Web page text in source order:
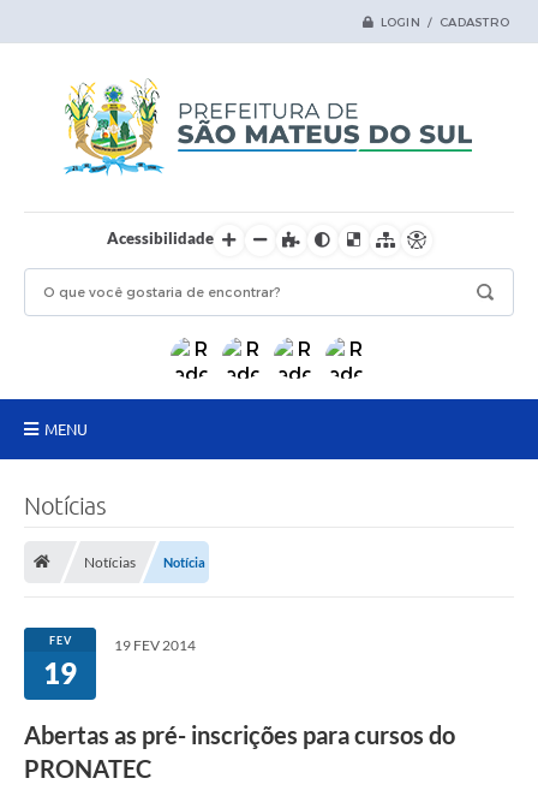
LOGIN / CADASTRO
Acessibilidade
MENU
Transparência
Secretarias
Ouvidoria
Notícias
Notícias Notícia
FEV
19
19 FEV 2014
Abertas as pré- inscrições para cursos do
PRONATEC